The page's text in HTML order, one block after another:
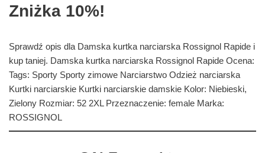
Zniżka 10%!
Sprawdź opis dla Damska kurtka narciarska Rossignol Rapide i
kup taniej. Damska kurtka narciarska Rossignol Rapide Ocena:
Tags: Sporty Sporty zimowe Narciarstwo Odzież narciarska
Kurtki narciarskie Kurtki narciarskie damskie Kolor: Niebieski,
Zielony Rozmiar: 52 2XL Przeznaczenie: female Marka:
ROSSIGNOL